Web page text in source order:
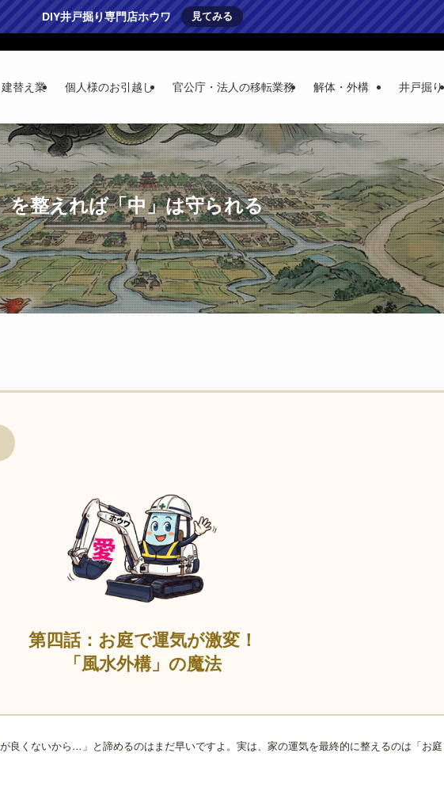
DIY井戸掘り専門店ホウワ 見てみる
建替え業 個人様のお引越し 官公庁・法人の移転業務 解体・外構 井戸掘り
整えれば「中」は守られる
第四話：お庭で運気が激変！
「風水外構」の魔法
良くないから…」と諦めるのはまだ早いですよ。実は、家の運気を最終的に整えるのは「お庭